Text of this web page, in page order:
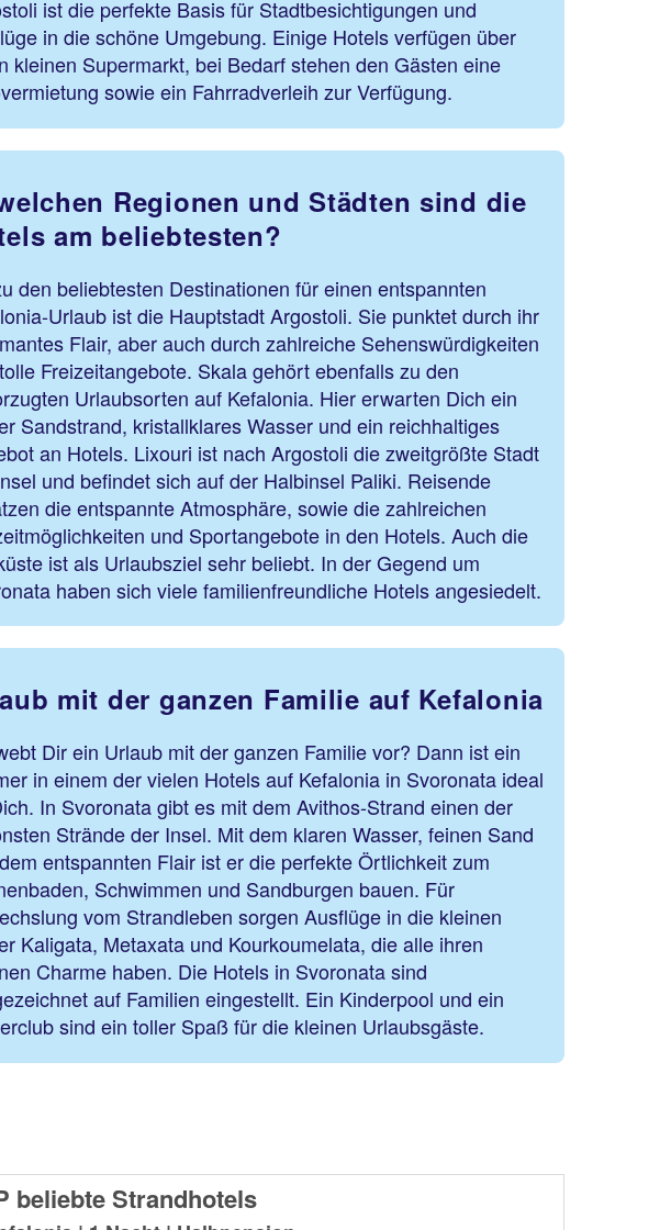
ist die perfekte Basis für Stadtbesichtigungen und
in die schöne Umgebung. Einige Hotels verfügen über
kleinen Supermarkt, bei Bedarf stehen den Gästen eine
sowie ein Fahrradverleih zur Verfügung.
Regionen und Städten sind die
am beliebtesten?
den beliebtesten Destinationen für einen entspannten
Urlaub ist die Hauptstadt Argostoli. Sie punktet durch ihr
Flair, aber auch durch zahlreiche Sehenswürdigkeiten
Freizeitangebote. Skala gehört ebenfalls zu den
Urlaubsorten auf Kefalonia. Hier erwarten Dich ein
Sandstrand, kristallklares Wasser und ein reichhaltiges
an Hotels. Lixouri ist nach Argostoli die zweitgrößte Stadt
und befindet sich auf der Halbinsel Paliki. Reisende
die entspannte Atmosphäre, sowie die zahlreichen
und Sportangebote in den Hotels. Auch die
ist als Urlaubsziel sehr beliebt. In der Gegend um
haben sich viele familienfreundliche Hotels angesiedelt.
mit der ganzen Familie auf Kefalonia
Dir ein Urlaub mit der ganzen Familie vor? Dann ist ein
in einem der vielen Hotels auf Kefalonia in Svoronata ideal
In Svoronata gibt es mit dem Avithos-Strand einen der
Strände der Insel. Mit dem klaren Wasser, feinen Sand
entspannten Flair ist er die perfekte Örtlichkeit zum
Schwimmen und Sandburgen bauen. Für
vom Strandleben sorgen Ausflüge in die kleinen
Kaligata, Metaxata und Kourkoumelata, die alle ihren
Charme haben. Die Hotels in Svoronata sind
auf Familien eingestellt. Ein Kinderpool und ein
sind ein toller Spaß für die kleinen Urlaubsgäste.
beliebte Strandhotels